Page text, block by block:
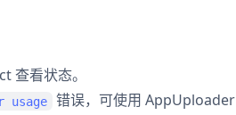
查看状态。
usage 错误，可使用 AppUploader